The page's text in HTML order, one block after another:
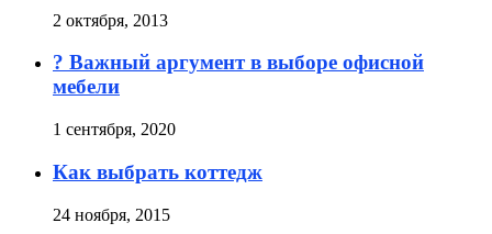
2 октября, 2013
? Важный аргумент в выборе офисной
мебели
1 сентября, 2020
Как выбрать коттедж
24 ноября, 2015